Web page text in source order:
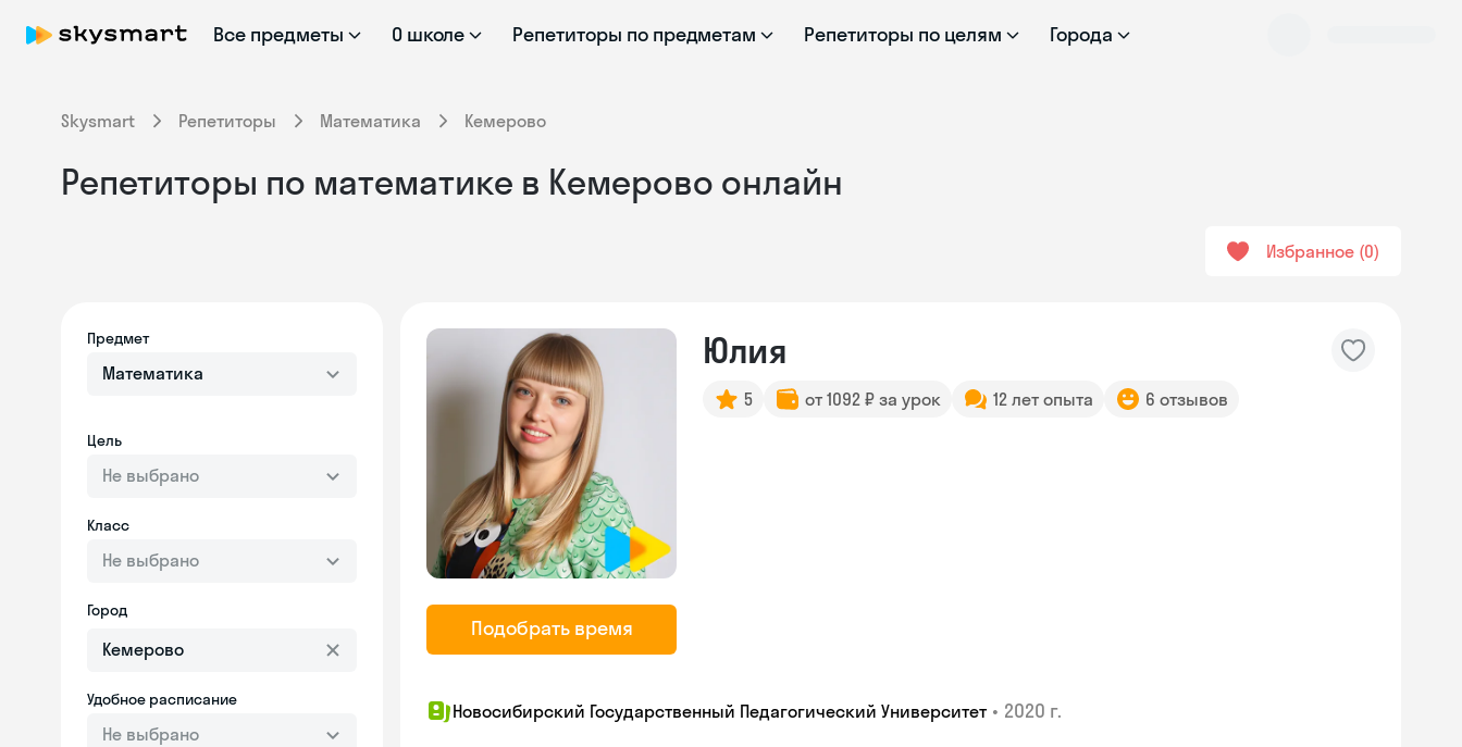
Все предметы О школе Репетиторы по предметам Репетиторы по целям Города
Skysmart Репетиторы Математика Кемерово
Репетиторы по математике в Кемерово онлайн
Избранное 0
Предмет
Математика
Цель
Не выбрано
Класс
Не выбрано
Город
Удобное расписание
Не выбрано
Подобрать время
Юлия
5 от 1092 ₽ за урок 12 лет опыта 6 отзывов
Новосибирский Государственный Педагогический Университет • 2020 г.